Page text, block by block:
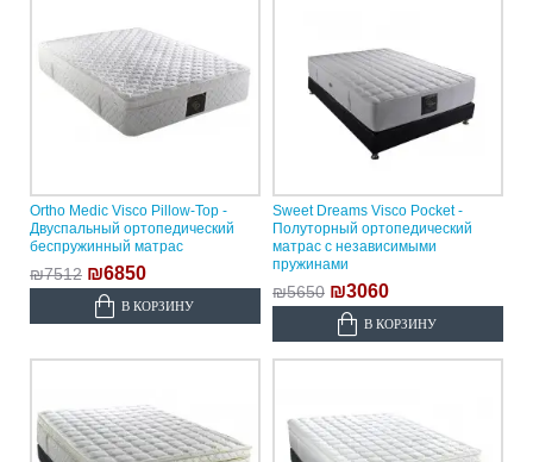
Ortho Medic Visco Pillow-Top -
Двуспальный ортопедический
беспружинный матрас
₪7512 ₪6850
В КОРЗИНУ
Sweet Dreams Visco Pocket -
Полуторный ортопедический
матрас с независимыми
пружинами
₪5650 ₪3060
В КОРЗИНУ